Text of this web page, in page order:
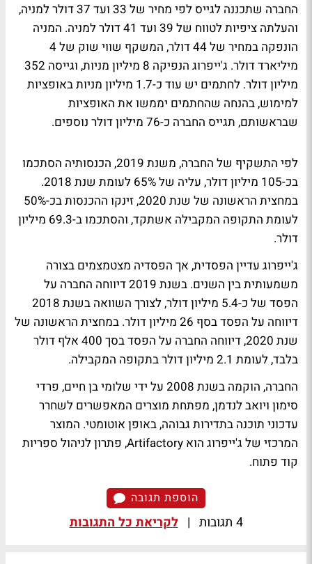
החברה שתכננה לגייס לפי מחיר של 33 ועד 37 דולר למניה,
והעלתה ציפיות לטווח של 39 ועד 41 דולר למניה. המניה
הונפקה במחיר של 44 דולר, המשקף שווי שוק של 4
מיליארד דולר. ג'ייפרוג הנפיקה 8 מיליון מניות, וגייסה 352
מיליון דולר. לחתמים יש עוד כ-1.7 מיליון מניות באופציות
למימוש, בהנחה שהחתמים יממשו את האופציות
שבראשותם, תגייס החברה כ-76 מיליון דולר נוספים.
לפי התשקיף של החברה, משנת 2019, הכנסותיה הסתכמו
בכ-105 מיליון דולר, עליה של 65% לעומת שנת 2018.
במחצית הראשונה של שנת 2020, זינקו ההכנסות בכ-50%
לעומת התקופה המקבילה אשתקד, והסתכמו ב-69.3 מיליון
דולר.
ג'ייפרוג עדיין הפסדית, אך הפסדיה מצטמצמים בצורה
משמעותית בין השנים. בשנת 2019 דיווחה החברה על
הפסד של כ-5.4 מיליון דולר, לצורך השוואה בשנת 2018
דיווחה על הפסד בסף 26 מיליון דולר. במחצית הראשונה של
שנת 2020, דיווחה החברה על הפסד בסך 400 אלף דולר
בלבד, לעומת 2.1 מיליון דולר בתקופה המקבילה.
החברה, הוקמה בשנת 2008 על ידי שלומי בן חיים, פרדי
סימון ויואב לנדמן, מפתחת מוצרים המאפשרים לשחרר
עדכוני תוכנה בתדירות גבוהה, באופן אוטומטי. המוצר
המרכזי של ג'ייפרוג הוא Artifactory, פתרון לניהול ספריות
קוד פתוח.
הוספת תגובה
4 תגובות | לקריאת כל התגובות